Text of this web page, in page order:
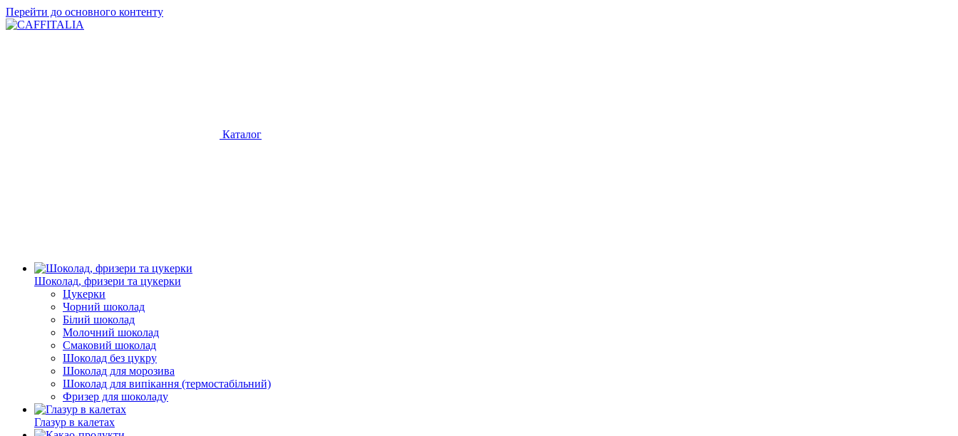
Перейти до основного контенту
Каталог
Шоколад, фризери та цукерки
Цукерки
Чорний шоколад
Білий шоколад
Молочний шоколад
Смаковий шоколад
Шоколад без цукру
Шоколад для морозива
Шоколад для випікання (термостабільний)
Фризер для шоколаду
Глазур в калетах